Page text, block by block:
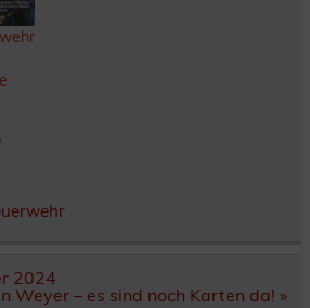
2024
Weyer – es sind noch Karten da! »